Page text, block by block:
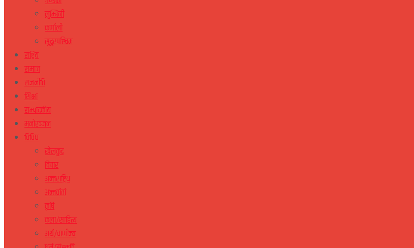
लुम्बिनी
कर्णाली
सुदुरपस्चिम
राष्ट्रिय
समाज
राजनीति
शिक्षा
सम्पादकीय
मनोरञ्जन
विविध
खेलकुद
विचार
अन्तराष्ट्रिय
अन्तर्वार्ता
कृषि
कला/साहित्य
अर्थ/वाणीज्य